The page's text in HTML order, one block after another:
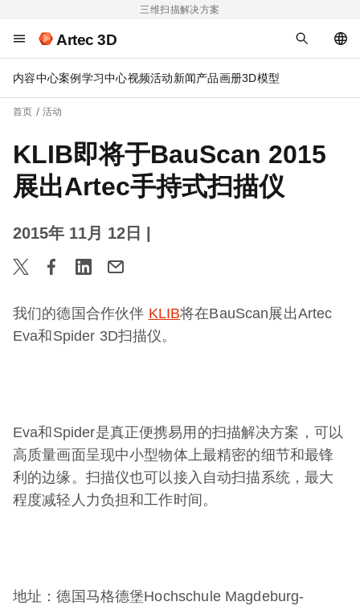
三维扫描解决方案
Artec 3D
内容中心案例 学习中心视频活动新闻产品画册3D模型
首页 活动
KLIB即将于BauScan 2015
展出Artec手持式扫描仪
2015年 11月 12日
我们的德国合作伙伴 KLIB将在BauScan展出Artec
Eva和Spider 3D扫描仪。
Eva和Spider是真正便携易用的扫描解决方案，可以
高质量画面呈现中小型物体上最精密的细节和最锋
利的边缘。扫描仪也可以接入自动扫描系统，最大
程度减轻人力负担和工作时间。
地址：德国马格德堡Hochschule Magdeburg-